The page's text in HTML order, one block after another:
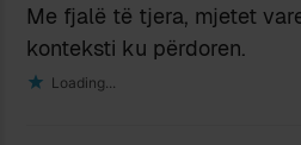
Me fjalë të tjera, mjetet
konteksti ku përdoren.
Loading...